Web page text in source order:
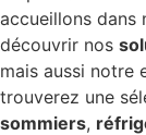
accueillons dans
découvrir nos
mais aussi notre
trouverez une
sommiers,